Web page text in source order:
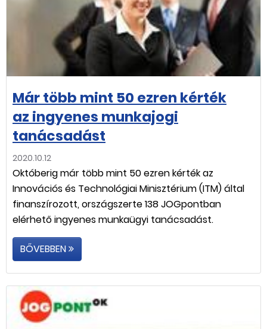
Már több mint 50 ezren kérték
az ingyenes munkajogi
tanácsadást
2020.10.12
Októberig már több mint 50 ezren kérték az
Innovációs és Technológiai Minisztérium (ITM) által
finanszírozott, országszerte 138 JOGpontban
elérhető ingyenes munkaügyi tanácsadást.
BŐVEBBEN